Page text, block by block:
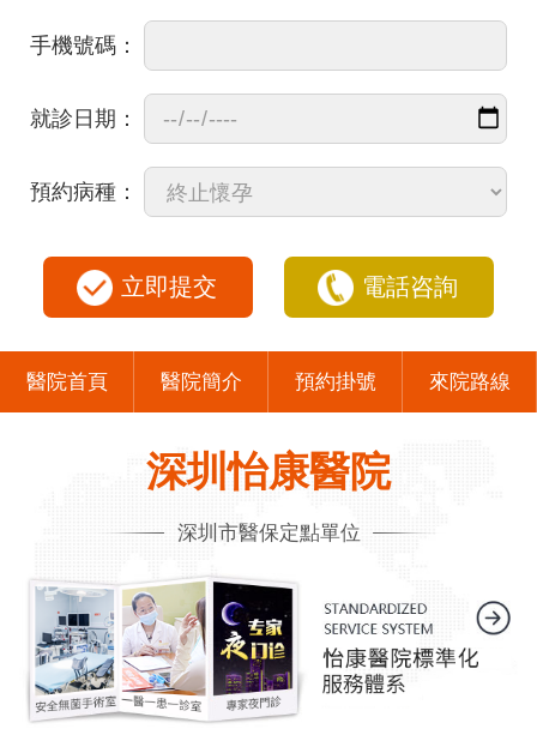
手機號碼：
就診日期：
預約病種：
立即提交 電話咨詢
醫院首頁 醫院簡介 預約掛號 來院路線
深圳怡康醫院
深圳市醫保定點單位